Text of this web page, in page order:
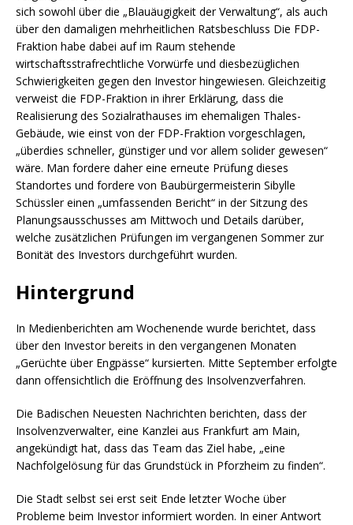
sich sowohl über die „Blauäugigkeit der Verwaltung“, als auch
über den damaligen mehrheitlichen Ratsbeschluss Die FDP-
Fraktion habe dabei auf im Raum stehende
wirtschaftsstrafrechtliche Vorwürfe und diesbezüglichen
Schwierigkeiten gegen den Investor hingewiesen. Gleichzeitig
verweist die FDP-Fraktion in ihrer Erklärung, dass die
Realisierung des Sozialrathauses im ehemaligen Thales-
Gebäude, wie einst von der FDP-Fraktion vorgeschlagen,
„überdies schneller, günstiger und vor allem solider gewesen“
wäre. Man fordere daher eine erneute Prüfung dieses
Standortes und fordere von Baubürgermeisterin Sibylle
Schüssler einen „umfassenden Bericht“ in der Sitzung des
Planungsausschusses am Mittwoch und Details darüber,
welche zusätzlichen Prüfungen im vergangenen Sommer zur
Bonität des Investors durchgeführt wurden.
Hintergrund
In Medienberichten am Wochenende wurde berichtet, dass
über den Investor bereits in den vergangenen Monaten
„Gerüchte über Engpässe“ kursierten. Mitte September erfolgte
dann offensichtlich die Eröffnung des Insolvenzverfahren.
Die Badischen Neuesten Nachrichten berichten, dass der
Insolvenzverwalter, eine Kanzlei aus Frankfurt am Main,
angekündigt hat, dass das Team das Ziel habe, „eine
Nachfolgelösung für das Grundstück in Pforzheim zu finden“.
Die Stadt selbst sei erst seit Ende letzter Woche über
Probleme beim Investor informiert worden. In einer Antwort